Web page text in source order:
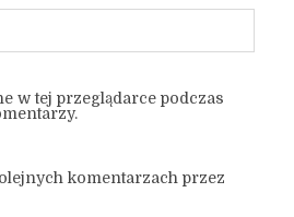
w tej przeglądarce podczas
komentarzach przez